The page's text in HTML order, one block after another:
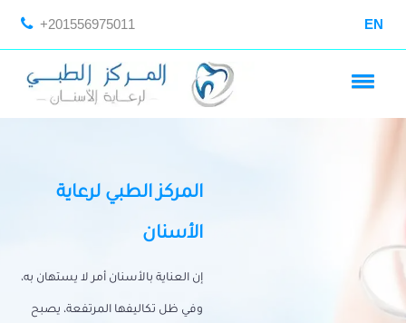
+201556975011 EN
المركز الطبي لرعاية
الأسنان
إن العناية بالأسنان أمر لا يستهان به،
وفي ظل تكاليفها المرتفعة، يصبح